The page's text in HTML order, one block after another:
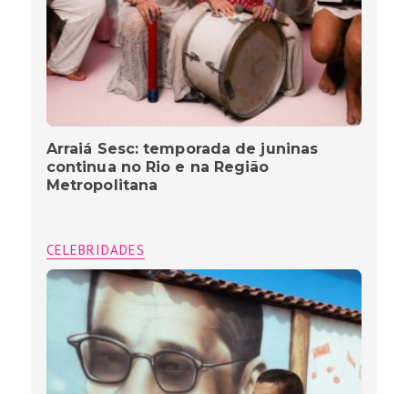
Arraiá Sesc: temporada de juninas
continua no Rio e na Região
Metropolitana
CELEBRIDADES